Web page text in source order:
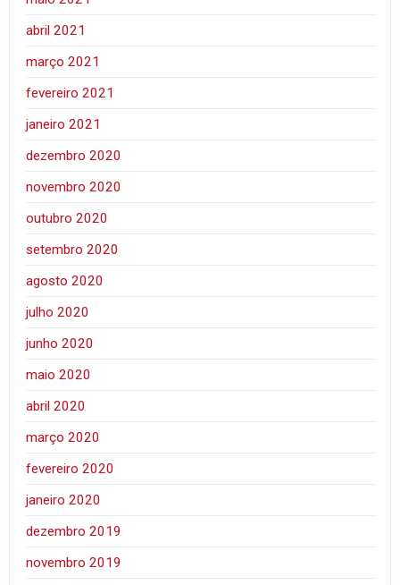
abril 2021
março 2021
fevereiro 2021
janeiro 2021
dezembro 2020
novembro 2020
outubro 2020
setembro 2020
agosto 2020
julho 2020
junho 2020
maio 2020
abril 2020
março 2020
fevereiro 2020
janeiro 2020
dezembro 2019
novembro 2019